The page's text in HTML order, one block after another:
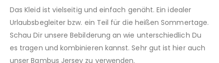
Das Kleid ist vielseitig und einfach genäht. Ein idealer
Urlaubsbegleiter bzw. ein Teil für die heißen Sommertage.
Schau Dir unsere Bebilderung an wie unterschiedlich Du
es tragen und kombinieren kannst. Sehr gut ist hier auch
unser Bambus Jersey zu verwenden.